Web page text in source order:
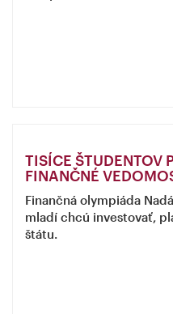
TISÍCE ŠTUDENTOV
FINANČNÉ
Finančná olympiáda
mladí chcú investovať,
štátu.